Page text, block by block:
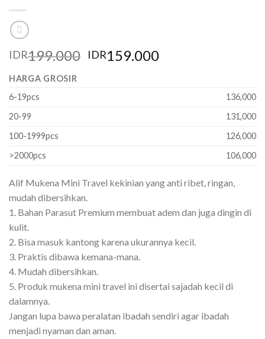
IDR199.000 IDR159.000
HARGA GROSIR
6-19pcs
136,000
20-99
131,000
100-1999pcs
126,000
>2000pcs
106,000
Alif Mukena Mini Travel kekinian yang anti ribet, ringan,
mudah dibersihkan.
1. Bahan Parasut Premium membuat adem dan juga dingin di
kulit.
2. Bisa masuk kantong karena ukurannya kecil.
3. Praktis dibawa kemana-mana.
4. Mudah dibersihkan.
5. Produk mukena mini travel ini disertai sajadah kecil di
dalamnya.
Jangan lupa bawa peralatan ibadah sendiri agar ibadah
menjadi nyaman dan aman.